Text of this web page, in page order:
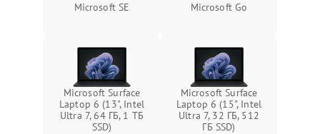
Microsoft SE Microsoft Go
Microsoft Surface
Laptop 6 (13", Intel
Ultra 7, 64 ГБ, 1 ТБ
SSD)
Microsoft Surface
Laptop 6 (15", Intel
Ultra 7, 32 ГБ, 512
ГБ SSD)